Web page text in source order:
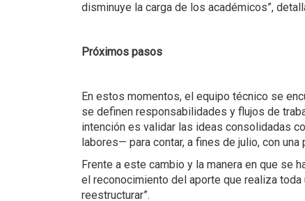
disminuye la carga de los académicos”,
Próximos pasos
En estos momentos, el equipo técnico se
se definen responsabilidades y flujos de
intención es validar las ideas consolidadas
labores— para contar, a fines de julio, con
Frente a este cambio y la manera en que se
el reconocimiento del aporte que realiza
reestructurar”.